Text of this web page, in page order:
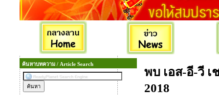
ค้นหาบทความ / Article Search
พบ เอส-อี-วี
2018